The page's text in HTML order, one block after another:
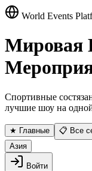
World Events
Мировая
Спортивные
лучшие шоу на
★ Главные 📋 Все
Азия
Войти